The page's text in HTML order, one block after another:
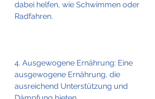
dabei helfen, wie Schwimmen oder
Radfahren.
4. Ausgewogene Ernährung: Eine
ausgewogene Ernährung, die
ausreichend Unterstützung und